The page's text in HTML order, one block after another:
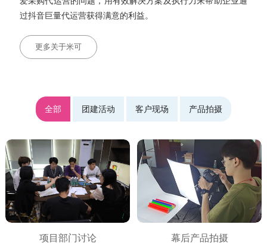
过抖音巨量代运营获得满意的利益。
更多关于米可
全部 团建活动 客户现场 产品拍摄
项目部门讨论 幕后产品拍摄